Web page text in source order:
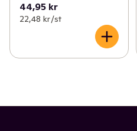
44,95 kr
22,48 kr /st